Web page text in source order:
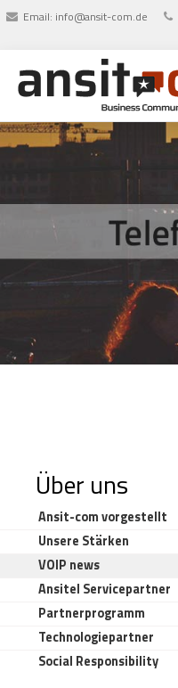
Email: info@ansit-com.de
Über uns
ansit-com vorgestellt
Unsere Stärken
VOIP news
ansitel Servicepartner
Partnerprogramm
Technologiepartner
Social Responsibility